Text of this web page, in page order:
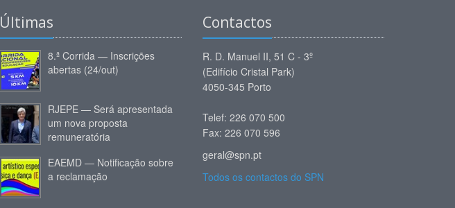
Últimas
8.ª Corrida — Inscrições
abertas (24/out)
RJEPE — Será apresentada
um nova proposta
remuneratória
EAEMD — Notificação sobre
a reclamação
Contactos
R. D. Manuel II, 51 C - 3º
(Edifício Cristal Park)
4050-345 Porto
Telef: 226 070 500
Fax: 226 070 596
geral@spn.pt
Todos os contactos do SPN